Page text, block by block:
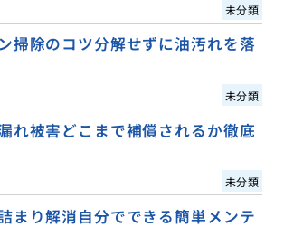
未分類
掃除のコツ分解せずに油汚れを落
未分類
れ被害どこまで補償されるか徹底
未分類
まり解消自分でできる簡単メンテ